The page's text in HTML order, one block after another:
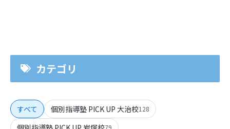
カテゴリ
すべて 個別指導塾 PICK UP 大治校128